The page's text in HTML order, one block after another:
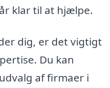
klar til at hjælpe.
dig, er det vigtigt
Du kan
af firmaer i